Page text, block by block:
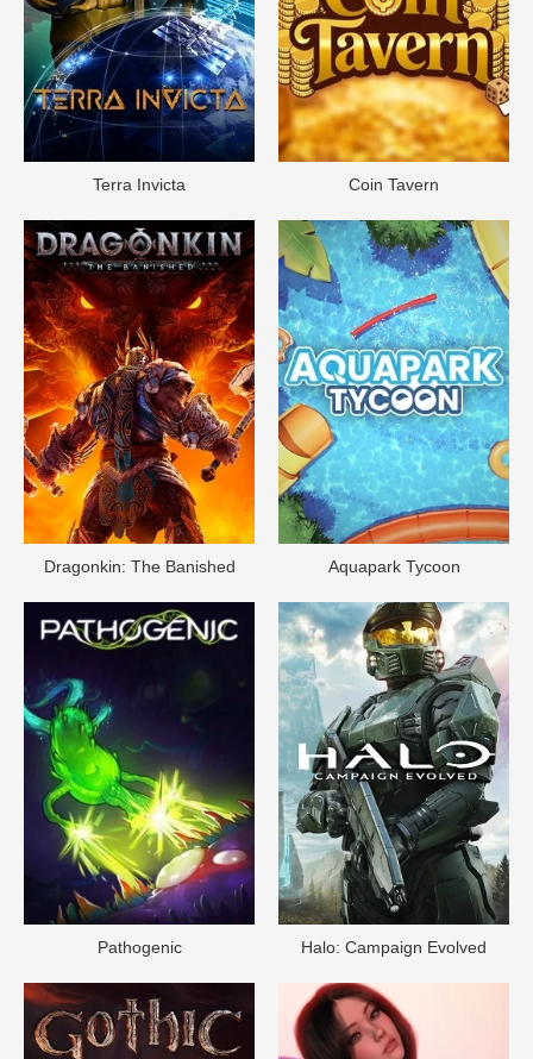
Terra Invicta Coin Tavern
Dragonkin: The Banished Aquapark Tycoon
Pathogenic Halo: Campaign Evolved